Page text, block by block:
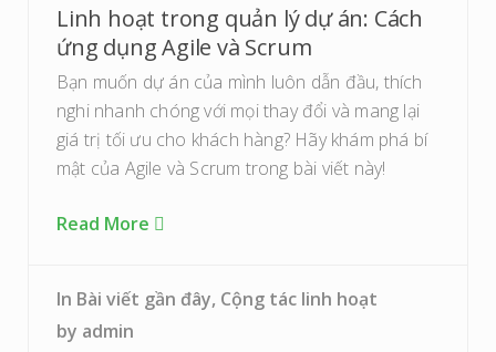
Linh hoạt trong quản lý dự án: Cách
ứng dụng Agile và Scrum
Bạn muốn dự án của mình luôn dẫn đầu, thích
nghi nhanh chóng với mọi thay đổi và mang lại
giá trị tối ưu cho khách hàng? Hãy khám phá bí
mật của Agile và Scrum trong bài viết này!
Read More
In Bài viết gần đây, Cộng tác linh hoạt
by admin